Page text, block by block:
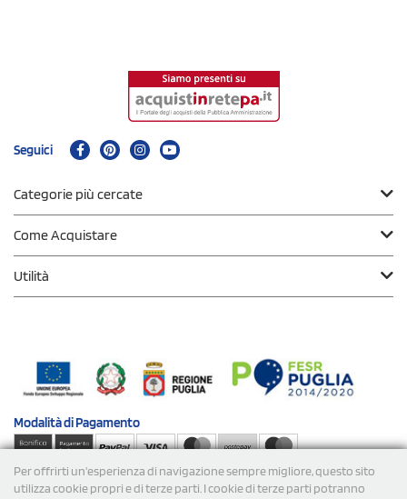
Per offrirti un'esperienza di navigazione sempre migliore, questo sito
utilizza cookie propri e di terze parti. I cookie di terze parti potranno
Seguici
Categorie più cercate
Come Acquistare
Utilità
Modalità diPagamento
Spedizioni